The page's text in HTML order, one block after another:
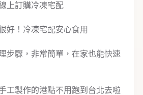
上訂購冷凍宅配
好！冷凍宅配安心食用
步驟，非常簡單，在家也能快速
工製作的港點不用跑到台北去啦